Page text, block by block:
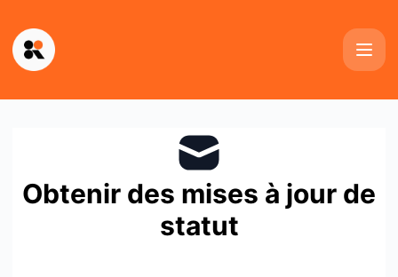
Obtenir des mises à jour de
statut